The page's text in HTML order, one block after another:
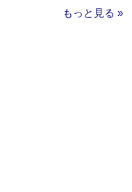
もっと見る »